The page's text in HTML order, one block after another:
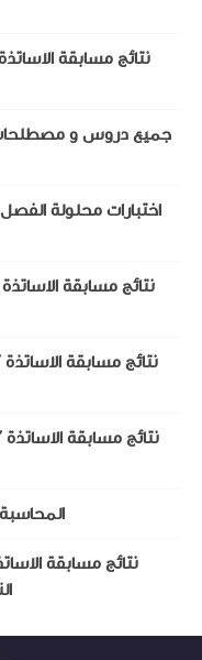
جميع دروس و مصطلحات
اختبارات محلولة الفصل